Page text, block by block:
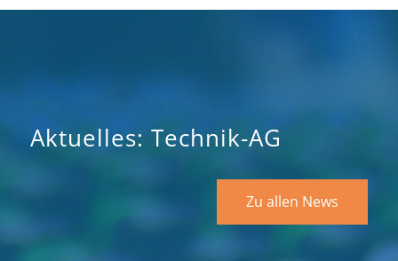
Aktuelles: Technik-AG
Zu allen News